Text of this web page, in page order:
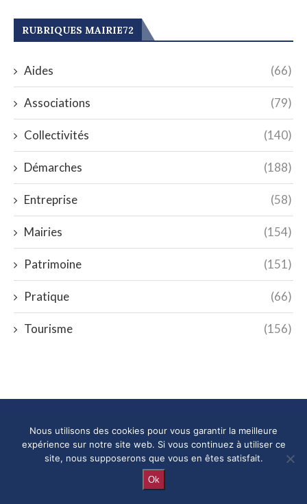
RUBRIQUES MAIRIE72
Aides (66)
Associations (79)
Collectivités (140)
Démarches (188)
Entreprise (58)
Mairies (154)
Patrimoine (151)
Pratique (66)
Tourisme (156)
mairie72.fr
Explorez mairie72.fr, votre source d’informations dédiée à la
Sarthe. De l’aide administrative aux trésors touristiques, nous
sommes là pour vous accompagner dans votre découverte de
Nous utilisons des cookies pour vous garantir la meilleure
expérience sur notre site web. Si vous continuez à utiliser ce
site, nous supposerons que vous en êtes satisfait.
Ok